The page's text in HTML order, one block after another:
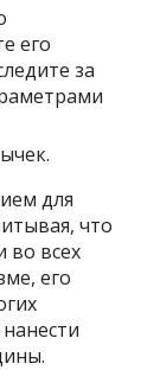
его
за
для
что
во всех
его